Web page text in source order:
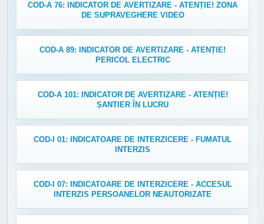
COD-A 76: INDICATOR DE AVERTIZARE - ATENȚIE! ZONA
DE SUPRAVEGHERE VIDEO
COD-A 89: INDICATOR DE AVERTIZARE - ATENȚIE!
PERICOL ELECTRIC
COD-A 101: INDICATOR DE AVERTIZARE - ATENȚIE!
ȘANTIER ÎN LUCRU
COD-I 01: INDICATOARE DE INTERZICERE - FUMATUL
INTERZIS
COD-I 07: INDICATOARE DE INTERZICERE - ACCESUL
INTERZIS PERSOANELOR NEAUTORIZATE